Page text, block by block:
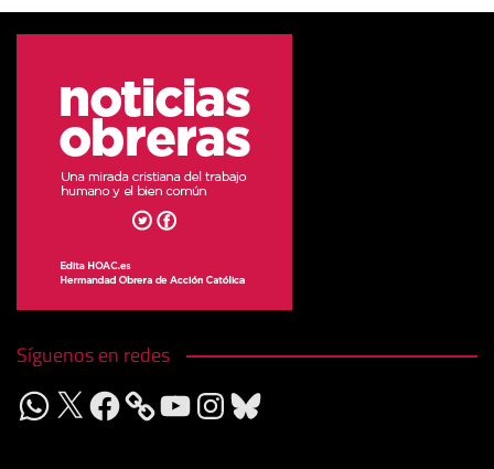
Síguenos en redes
WhatsApp
X Facebook YouTubeInstagram
Bluesky